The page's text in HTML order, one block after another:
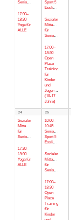
Senior*innen
17:30–
18:30
Yoga für
ALLE
Sport 5
Esslinger
Sozialer
Mittagstisch
für
Senior*innen
17:00–
18:30
Open
Place
Training
für
Kinder
und
Jugendliche
(10-17
Jahre)
24
Sozialer
Mittagstisch
für
Senior*innen
17:30–
18:30
Yoga für
ALLE
25
10:00–
10:45
Senior*innen
Sport 5
Esslinger
Sozialer
Mittagstisch
für
Senior*innen
17:00–
18:30
Open
Place
Training
für
Kinder